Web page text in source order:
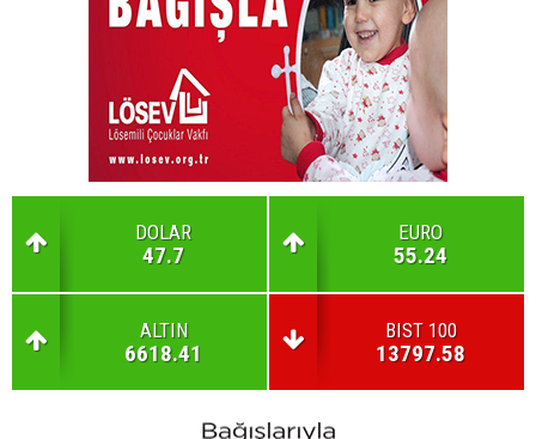
DOLAR
47.7
EURO
55.24
ALTIN
6618.41
BIST 100
13797.58